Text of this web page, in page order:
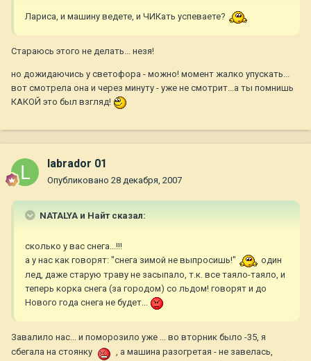
Лариса, и машину ведете, и ЧИКать успеваете?
Стараюсь этого не делать... незя!
но дожидаючись у светофора - можно! момент жалко упускать...
вот смотрела она и через минуту - уже не смотрит...а ты помнишь
КАКОЙ это был взгляд!
labrador 01
Опубликовано 28 декабря, 2007
NATALYA и Найт сказал:
сколько у вас снега...!!!
а у нас как говорят: "снега зимой не выпросишь!"
один
лед, даже старую траву не засыпало, т.к. все таяло-таяло, и
теперь корка снега (за городом) со льдом! говорят и до
Нового года снега не будет...
Завалило нас... и поморозило уже ... во вторник было -35, я
сбегала на стоянку
, а машина разогретая - не завелась,